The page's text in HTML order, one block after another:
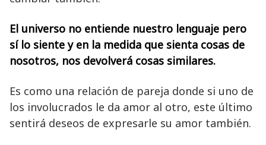
El universo no entiende nuestro lenguaje pero
sí lo siente y en la medida que sienta cosas de
nosotros, nos devolverá cosas similares.
Es como una relación de pareja donde si uno de
los involucrados le da amor al otro, este último
sentirá deseos de expresarle su amor también.